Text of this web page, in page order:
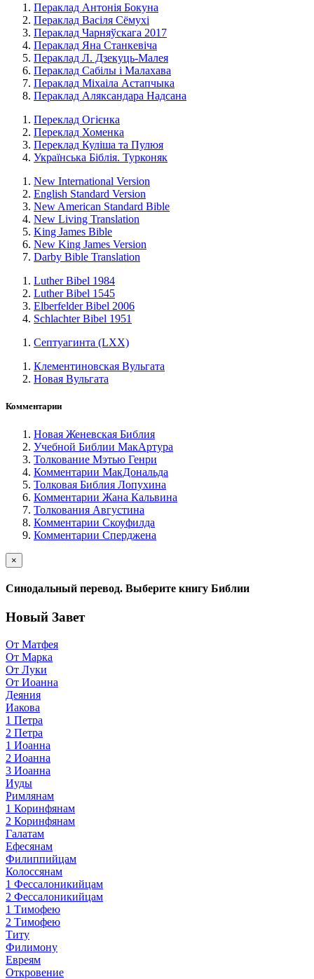
Пераклад Антонія Бокуна
Пераклад Васіля Сёмухі
Пераклад Чарняўскага 2017
Пераклад Яна Станкевіча
Пераклад Л. Дзекуць-Малея
Пераклад Сабілы і Малахава
Пераклад Міхаіла Астапчыка
Пераклад Аляксандара Надсана
Переклад Огієнка
Переклад Хоменка
Переклад Куліша та Пулюя
Українська Біблія. Турконяк
New International Version
English Standard Version
New American Standard Bible
New Living Translation
King James Bible
New King James Version
Darby Bible Translation
Luther Bibel 1984
Luther Bibel 1545
Elberfelder Bibel 2006
Schlachter Bibel 1951
Септуагинта (LXX)
Клементиновская Вульгата
Новая Вульгата
Комментарии
Новая Женевская Библия
Учебной Библии МакАртура
Толкование Мэтью Генри
Комментарии МакДональда
Толковая Библия Лопухина
Комментарии Жана Кальвина
Толкования Августина
Комментарии Скоуфилда
Комментарии Сперджена
×
Синодальный перевод. Выберите книгу Библии
Новый Завет
От Матфея
От Марка
От Луки
От Иоанна
Деяния
Иакова
1 Петра
2 Петра
1 Иоанна
2 Иоанна
3 Иоанна
Иуды
Римлянам
1 Коринфянам
2 Коринфянам
Галатам
Ефесянам
Филиппийцам
Колоссянам
1 Фессалоникийцам
2 Фессалоникийцам
1 Тимофею
2 Тимофею
Титу
Филимону
Евреям
Откровение